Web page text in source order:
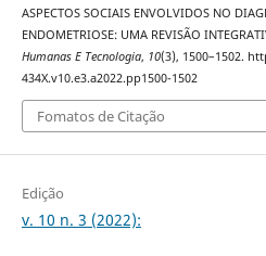
ASPECTOS SOCIAIS ENVOLVIDOS NO
ENDOMETRIOSE: UMA REVISÃO
Humanas E Tecnologia, 10(3), 1500–1502.
434X.v10.e3.a2022.pp1500-1502
Fomatos de Citação
Edição
v. 10 n. 3 (2022):